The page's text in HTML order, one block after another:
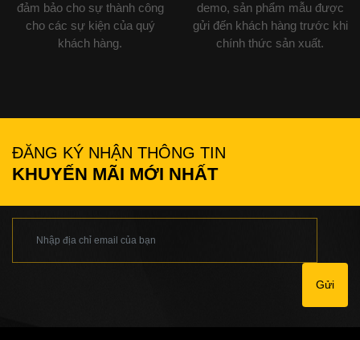
đảm bảo cho sự thành công
cho các sự kiện của quý
khách hàng.
demo, sản phẩm mẫu được
gửi đến khách hàng trước khi
chính thức sản xuất.
ĐĂNG KÝ NHẬN THÔNG TIN
KHUYẾN MÃI MỚI NHẤT
Gửi